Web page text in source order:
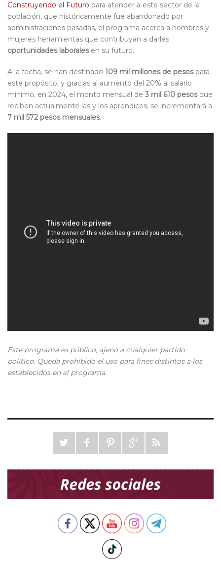
Construyendo el Futuro para atender a este sector de la
población, que históricamente fue abandonado por
administraciones pasadas, el programa acerca a hombres y
mujeres herramientas que contribuyan a darles
oportunidades laboralesen su futuro.
A la fecha, se han destinado 109 mil millones de pesospara
este propósito, y gracias al aumento del 20% al salario
mínimo, en 2024, el monto mensual de 3 mil 610 pesosque
reciben actualmente las y los aprendices, se incrementará a
7 mil 572 pesos mensuales.
Este programa es público, ajeno a cualquier partido
político. Queda prohibido el uso para fines distintos a los
establecidos en el programa.